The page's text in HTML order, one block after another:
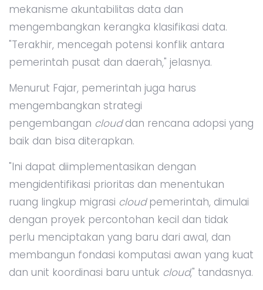
mekanisme akuntabilitas data dan
mengembangkan kerangka klasifikasi data.
"Terakhir, mencegah potensi konflik antara
pemerintah pusat dan daerah," jelasnya.
Menurut Fajar, pemerintah juga harus
mengembangkan strategi
pengembangan clouddan rencana adopsi yang
baik dan bisa diterapkan.
"Ini dapat diimplementasikan dengan
mengidentifikasi prioritas dan menentukan
ruang lingkup migrasi cloudpemerintah, dimulai
dengan proyek percontohan kecil dan tidak
perlu menciptakan yang baru dari awal, dan
membangun fondasi komputasi awan yang kuat
dan unit koordinasi baru untuk cloud," tandasnya.